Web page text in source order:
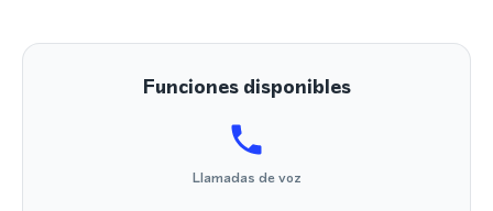
Funciones disponibles
Llamadas de voz